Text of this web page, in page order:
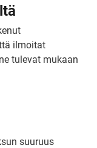
ilmoitat
tulevat mukaan
suuruus